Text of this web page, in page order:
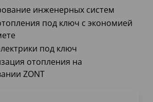
инженерных систем
под ключ с экономией
под ключ
отопления на
ZONT